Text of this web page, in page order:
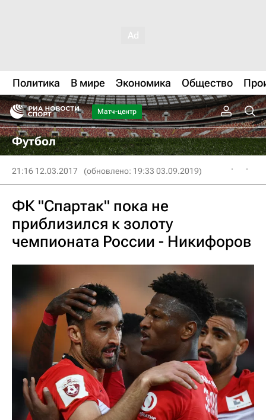
Политика В мире Экономика Общество
Матч-центр
Футбол
21:16 12.03.2017 (обновлено: 19:33 03.09.2019)
ФК "Спартак" пока не
приблизился к золоту
чемпионата России - Никифоров